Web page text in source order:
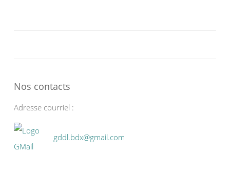
Nos contacts
Adresse courriel :
gddl.bdx@gmail.com